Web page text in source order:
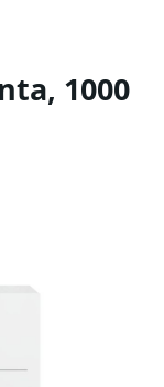
1000